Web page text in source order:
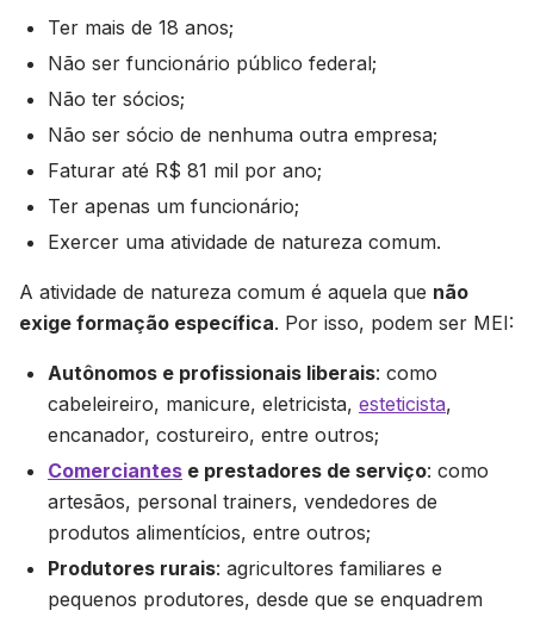
Ter mais de 18 anos;
Não ser funcionário público federal;
Não ter sócios;
Não ser sócio de nenhuma outra empresa;
Faturar até R$ 81 mil por ano;
Ter apenas um funcionário;
Exercer uma atividade de natureza comum.
A atividade de natureza comum é aquela que não
exige formação específica. Por isso, podem ser MEI:
Autônomos e profissionais liberais: como
cabeleireiro, manicure, eletricista, esteticista,
encanador, costureiro, entre outros;
Comerciantes e prestadores de serviço: como
artesãos, personal trainers, vendedores de
produtos alimentícios, entre outros;
Produtores rurais: agricultores familiares e
pequenos produtores, desde que se enquadrem